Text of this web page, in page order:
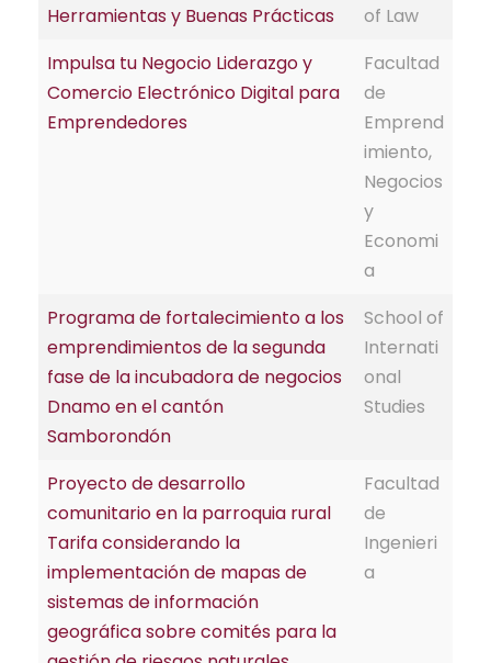
Herramientas y Buenas Prácticas
of Law
Impulsa tu Negocio Liderazgo y
Comercio Electrónico Digital para
Emprendedores
Facultad
de
Emprend
imiento,
Negocios
y
Economi
a
Programa de fortalecimiento a los
emprendimientos de la segunda
fase de la incubadora de negocios
Dnamo en el cantón
Samborondón
School of
Internati
onal
Studies
Proyecto de desarrollo
comunitario en la parroquia rural
Tarifa considerando la
implementación de mapas de
sistemas de información
geográfica sobre comités para la
Facultad
de
Ingenieri
a